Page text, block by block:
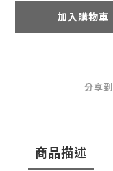
加入購物車
分享到
商品描述